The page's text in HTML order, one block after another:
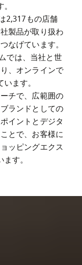
2,317もの店舗
製品が取り扱わ
なげています。
では、当社と世
、オンラインで
ます。
チで、広範囲の
ランドとしての
イントとデジタ
とで、お客様に
ッピングエクス
す。